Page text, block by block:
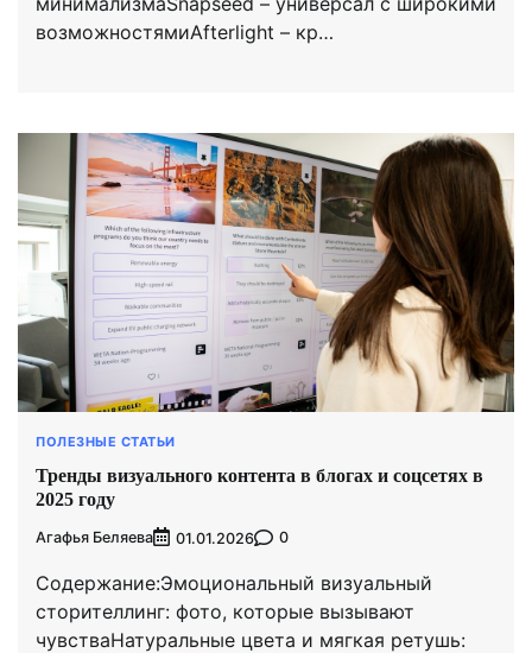
возможностямиAfterlight – кр…
ПОЛЕЗНЫЕ СТАТЬИ
Тренды визуального контента в блогах и соцсетях в
2025 году
Агафья Беляева 01.01.2026 0
Содержание:Эмоциональный визуальный
сторителлинг: фото, которые вызывают
чувстваНатуральные цвета и мягкая ретушь: